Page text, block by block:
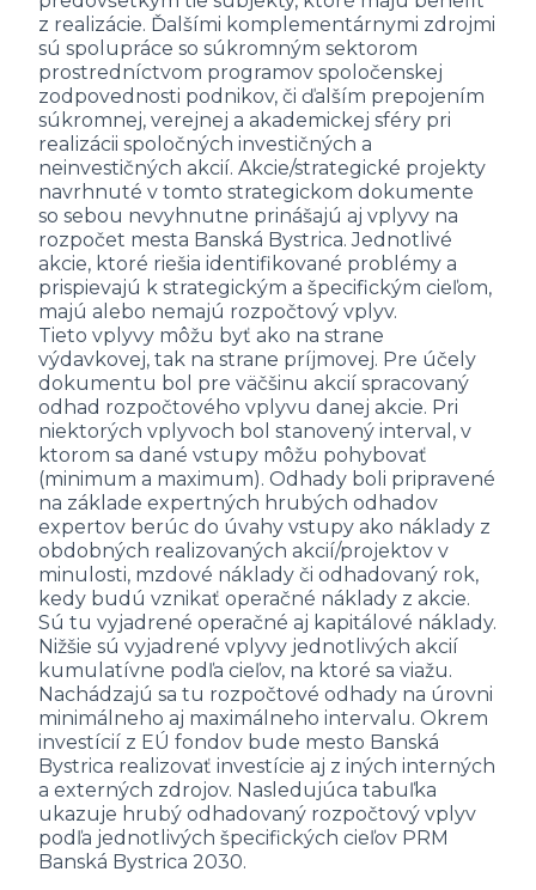
z realizácie. Ďalšími komplementárnymi zdrojmi
sú spolupráce so súkromným sektorom
prostredníctvom programov spoločenskej
zodpovednosti podnikov, či ďalším prepojením
súkromnej, verejnej a akademickej sféry pri
realizácii spoločných investičných a
neinvestičných akcií. Akcie/strategické projekty
navrhnuté v tomto strategickom dokumente
so sebou nevyhnutne prinášajú aj vplyvy na
rozpočet mesta Banská Bystrica. Jednotlivé
akcie, ktoré riešia identifikované problémy a
prispievajú k strategickým a špecifickým cieľom,
majú alebo nemajú rozpočtový vplyv.
Tieto vplyvy môžu byť ako na strane
výdavkovej, tak na strane príjmovej. Pre účely
dokumentu bol pre väčšinu akcií spracovaný
odhad rozpočtového vplyvu danej akcie. Pri
niektorých vplyvoch bol stanovený interval, v
ktorom sa dané vstupy môžu pohybovať
(minimum a maximum). Odhady boli pripravené
na základe expertných hrubých odhadov
expertov berúc do úvahy vstupy ako náklady z
obdobných realizovaných akcií/projektov v
minulosti, mzdové náklady či odhadovaný rok,
kedy budú vznikať operačné náklady z akcie.
Sú tu vyjadrené operačné aj kapitálové náklady.
Nižšie sú vyjadrené vplyvy jednotlivých akcií
kumulatívne podľa cieľov, na ktoré sa viažu.
Nachádzajú sa tu rozpočtové odhady na úrovni
minimálneho aj maximálneho intervalu. Okrem
investícií z EÚ fondov bude mesto Banská
Bystrica realizovať investície aj z iných interných
a externých zdrojov. Nasledujúca tabuľka
ukazuje hrubý odhadovaný rozpočtový vplyv
podľa jednotlivých špecifických cieľov PRM
Banská Bystrica 2030.